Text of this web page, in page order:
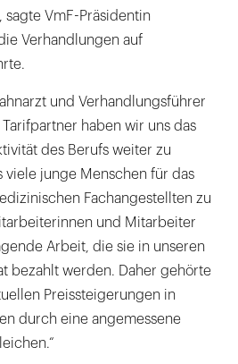
sagte VmF-Präsidentin
Verhandlungen auf
und Verhandlungsführer
haben wir uns das
des Berufs weiter zu
junge Menschen für das
Fachangestellten zu
und Mitarbeiter
Arbeit, die sie in unseren
bezahlt werden. Daher gehörte
Preissteigerungen in
durch eine angemessene